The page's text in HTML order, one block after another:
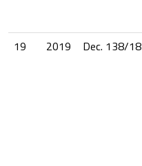
19
2019 Dec. 138/18